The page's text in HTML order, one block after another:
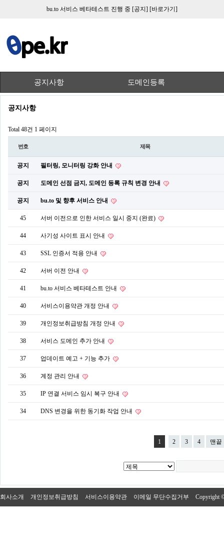
bu.to 서비스 베타테스트 진행 중 [공지] [바로가기]
공지사항 도메인등록
공지사항
Total 48건 1 페이지
번호 제목
공지 필터링, 모니터링 강화 안내
공지 도메인 선점 금지, 도메인 등록 규칙 변경 안내
공지 bu.to 및 향후 서비스 안내
45 서버 이전으로 인한 서비스 일시 중지 (완료)
44 사기성 사이트 표시 안내
43 SSL 인증서 적용 안내
42 서버 이전 안내
41 bu.to 서비스 베타테스트 안내
40 서비스이용약관 개정 안내
39 개인정보취급방침 개정 안내
38 서비스 도메인 추가 안내
37 업데이트 예고 + 기능 추가
36 계정 관리 안내
35 IP 연결 서비스 임시 복구 안내
34 DNS 변경을 위한 동기화 작업 안내
1 2 3 4 맨끝
회사소개 개인정보취급방침 서비스이용약관 이메일 무단수집거부 Copyright